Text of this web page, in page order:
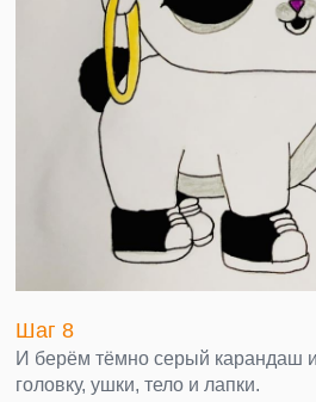
Шаг 8
И берём тёмно серый карандаш
головку, ушки, тело и лапки.